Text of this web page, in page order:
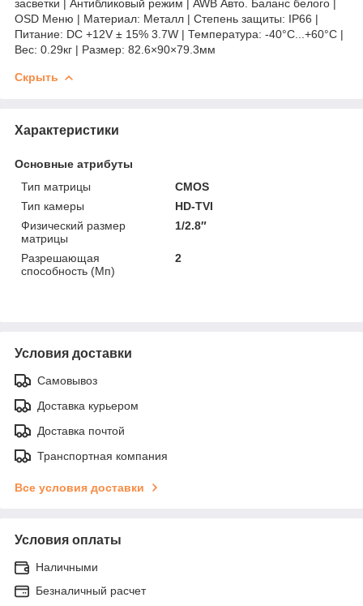
засветки | Антибликовый режим | AWB Авто. Баланс белого |
OSD Меню | Материал: Металл | Степень защиты: IP66 |
Питание: DC +12V ± 15% 3.7W | Температура: -40°C...+60°C |
Вес: 0.29кг | Размер: 82.6×90×79.3мм
Скрыть
Характеристики
Основные атрибуты
Тип матрицы
CMOS
Тип камеры
HD-TVI
Физический размер
матрицы
1/2.8″
Разрешающая
способность (Мп)
2
Условия доставки
Самовывоз
Доставка курьером
Доставка почтой
Транспортная компания
Все условия доставки
Условия оплаты
Наличными
Безналичный расчет